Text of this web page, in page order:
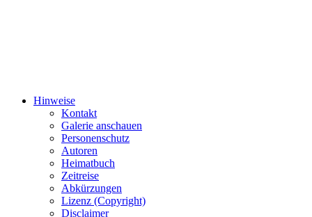
Hinweise
Kontakt
Galerie anschauen
Personenschutz
Autoren
Heimatbuch
Zeitreise
Abkürzungen
Lizenz (Copyright)
Disclaimer